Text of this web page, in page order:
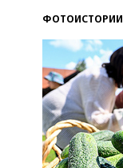
ФОТОИСТОРИИ